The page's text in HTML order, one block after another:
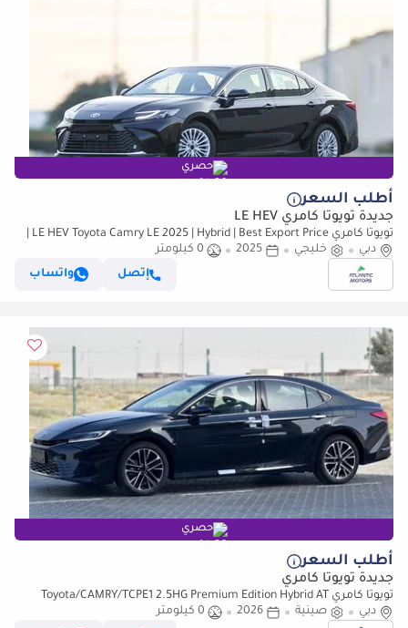
حصري
أطلب السعر
جديدة تويوتا كامري LE HEV
(للتصدير فقط)
دبي خليجي 2025
0 كيلومتر
إتصل
واتساب
حصري
أطلب السعر
جديدة تويوتا كامري
تويوتا كامري Toyota/CAMRY/TCPE1 2.5HG Premium Edition Hybrid AT
(للتصدير فقط)
دبي صينية 2026
0 كيلومتر